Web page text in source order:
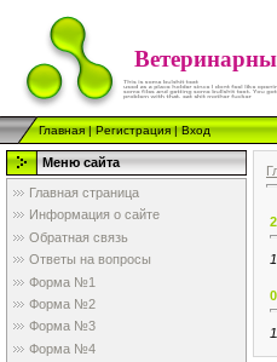
Главная|Регистрация|Вход
Меню сайта
Главная страница
Информация о сайте
Обратная связь
Ответы на вопросы
Форма №1
Форма №2
Форма №3
Форма №4